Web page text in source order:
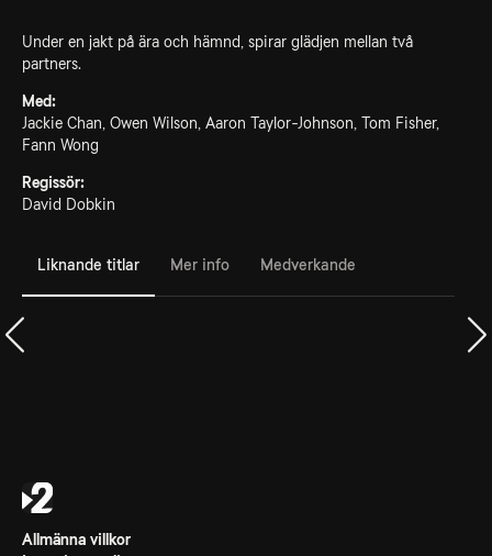
Under en jakt på ära och hämnd, spirar glädjen mellan två
partners.
Med:
Jackie Chan, Owen Wilson, Aaron Taylor-Johnson, Tom Fisher,
Fann Wong
Regissör:
David Dobkin
Liknande titlar Mer info Medverkande
Allmänna villkor